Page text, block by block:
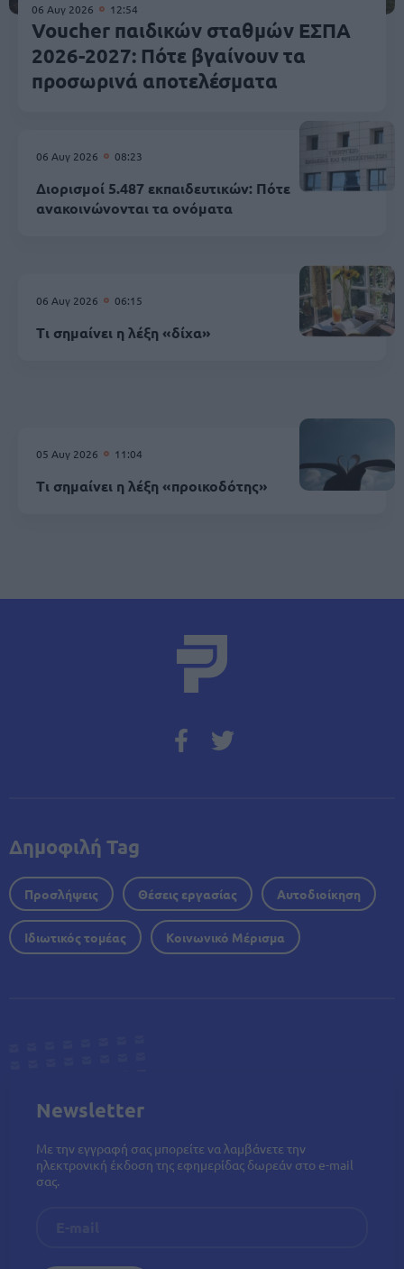
06 Αυγ 2026 12:54
Voucher παιδικών σταθμών ΕΣΠΑ
2026-2027: Πότε βγαίνουν τα
προσωρινά αποτελέσματα
06 Αυγ 2026 08:23
Διορισμοί 5.487 εκπαιδευτικών: Πότε
ανακοινώνονται τα ονόματα
06 Αυγ 2026 06:15
Τι σημαίνει η λέξη «δίχα»
05 Αυγ 2026 11:04
Τι σημαίνει η λέξη «προικοδότης»
Δημοφιλή Tag
Προσλήψεις Θέσεις εργασίας Αυτοδιοίκηση
Ιδιωτικός τομέας Κοινωνικό Μέρισμα
Newsletter
Με την εγγραφή σας μπορείτε να λαμβάνετε την
ηλεκτρονική έκδοση της εφημερίδας δωρεάν στο e-mail
σας.